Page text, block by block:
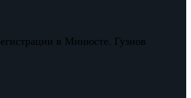
в Минюсте. Гузнов